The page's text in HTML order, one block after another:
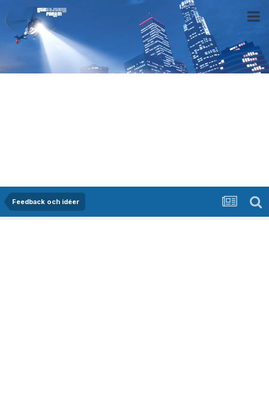
Feedback och idéer